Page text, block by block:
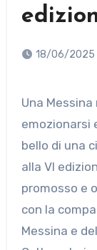
18/06/2025
Una Messina resiliente, che sa divertirsi,
bello di una
alla VI
promosso e
con la
Messina e